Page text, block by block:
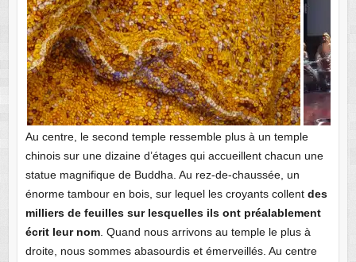
Au centre, le second temple ressemble plus à un temple
chinois sur une dizaine d’étages qui accueillent chacun une
statue magnifique de Buddha. Au rez-de-chaussée, un
énorme tambour en bois, sur lequel les croyants collent des
milliers de feuilles sur lesquelles ils ont préalablement
écrit leur nom. Quand nous arrivons au temple le plus à
droite, nous sommes abasourdis et émerveillés. Au centre